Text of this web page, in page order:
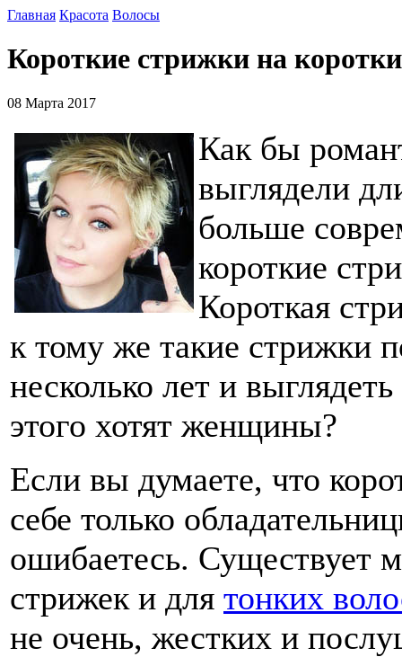
Главная Красота Волосы
Короткие стрижки на
08 Марта 2017
Как бы
выглядели
больше
короткие
Короткая
к тому же такие стрижки
несколько лет и
этого хотят женщины?
Если вы думаете, что
себе только
ошибаетесь. Существует
стрижек и для тонких
не очень, жестких и